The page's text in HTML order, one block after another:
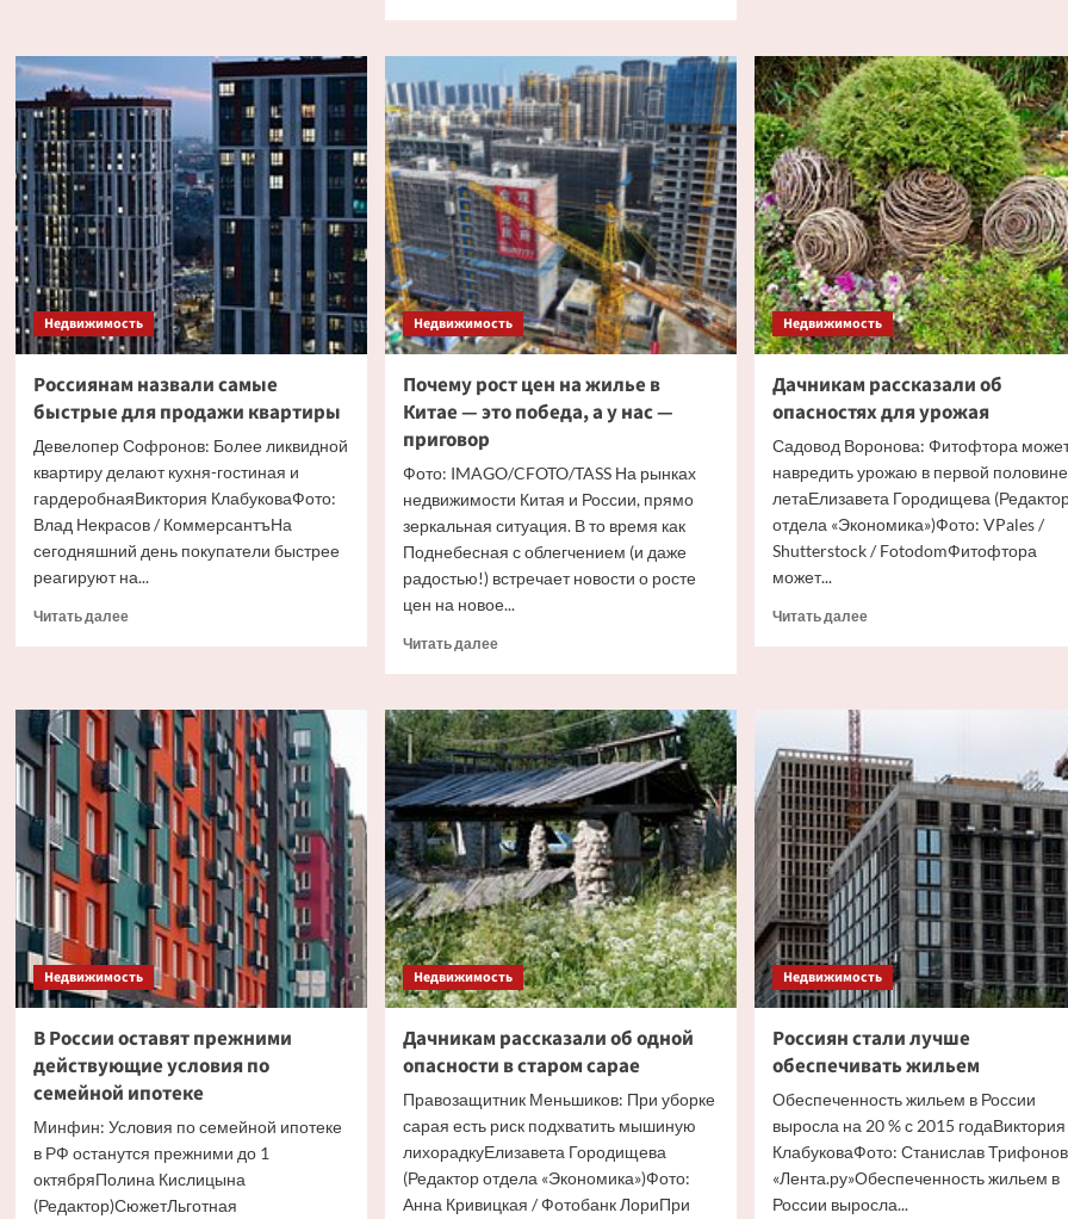
районов
с
ценой
«квадрата»
жилья
от
миллиона
рублей
Появились
подробности
о
заграничной
недвижимости
Киркорова
запахом
фекалий
полилась
из
кранов
в
российском
городе
Недвижимость
Россиянам назвали самые
быстрые для продажи квартиры
Девелопер Софронов: Более ликвидной
квартиру делают кухня-гостиная и
гардеробнаяВиктория КлабуковаФото:
Влад Некрасов / КоммерсантъНа
сегодняшний день покупатели быстрее
реагируют на...
Читать далееПрочитать
самые
быстрые
для
продажи
квартиры
Недвижимость
Почему рост цен на жилье в
Китае — это победа, а у нас —
приговор
Фото: IMAGO/CFOTO/TASS На рынках
недвижимости Китая и России, прямо
зеркальная ситуация. В то время как
Поднебесная с облегчением (и даже
радостью!) встречает новости о росте
цен на новое...
Читать далееПрочитать
Почему
рост
цен
на
жилье
в
Китае —
это
победа,
а
у
нас —
приговор
Недвижимость
Дачникам рассказали об
опасностях для урожая
Садовод Воронова: Фитофтора
навредить урожаю в первой половине
летаЕлизавета Городищева
отдела «Экономика»)Фото: VPales /
Shutterstock / FotodomФитофтора
может...
Читать далееПрочитать
для
урожая
Недвижимость
В России оставят прежними
действующие условия по
семейной ипотеке
Минфин: Условия по семейной ипотеке
в РФ останутся прежними до 1
октябряПолина Кислицына
(Редактор)СюжетЛьготная
Недвижимость
Дачникам рассказали об одной
опасности в старом сарае
Правозащитник Меньшиков: При уборке
сарая есть риск подхватить мышиную
лихорадкуЕлизавета Городищева
(Редактор отдела «Экономика»)Фото:
Анна Кривицкая / Фотобанк ЛориПри
Недвижимость
Россиян стали лучше
обеспечивать жильем
Обеспеченность жильем в России
выросла на 20 % с 2015 годаВиктория
КлабуковаФото: Станислав
«Лента.ру»Обеспеченность жильем в
России выросла...